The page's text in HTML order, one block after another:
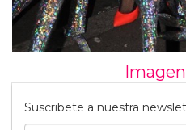
Suscribete a nuestra